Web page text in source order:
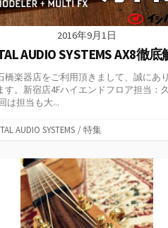
2016年9月1日
AUDIO SYSTEMS AX8徹底
橋楽器店をご利用頂きまして、誠にあ
す。新宿店4Fハイエンドフロア担当：
は担当も大...
AUDIO SYSTEMS / 特集